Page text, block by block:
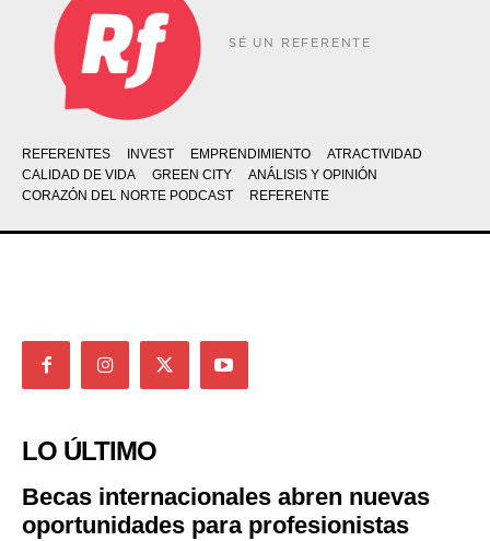
SÉ UN REFERENTE
REFERENTES INVEST EMPRENDIMIENTO
ATRACTIVIDAD
CALIDAD DE VIDA
GREEN CITY
ANÁLISIS Y OPINIÓN
CORAZÓN DEL NORTE PODCAST
REFERENTE
LO ÚLTIMO
Becas internacionales abren nuevas
oportunidades para profesionistas